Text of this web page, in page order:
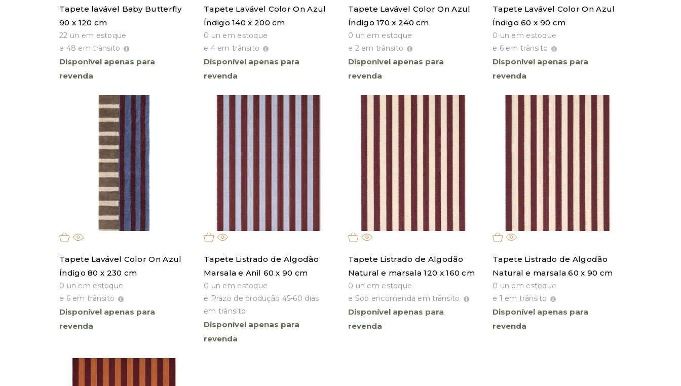
Tapete lavável Baby Butterfly
90 x 120 cm
22 un em estoque
e 48 em trânsito
Disponível apenas para
revenda
Tapete Lavável Color On Azul
Índigo 140 x 200 cm
0 un em estoque
e 4 em trânsito
Disponível apenas para
revenda
Tapete Lavável Color On Azul
Índigo 170 x 240 cm
0 un em estoque
e 2 em trânsito
Disponível apenas para
revenda
Tapete Lavável Color On Azul
Índigo 60 x 90 cm
0 un em estoque
e 6 em trânsito
Disponível apenas para
revenda
Tapete Lavável Color On Azul
Índigo 80 x 230 cm
0 un em estoque
e 6 em trânsito
Disponível apenas para
revenda
Tapete Listrado de Algodão
Marsala e Anil 60 x 90 cm
0 un em estoque
e Prazo de produção 45-60 dias
em trânsito
Disponível apenas para
revenda
Tapete Listrado de Algodão
Natural e marsala 120 x 160 cm
0 un em estoque
e Sob encomenda em trânsito
Disponível apenas para
revenda
Tapete Listrado de Algodão
Natural e marsala 60 x 90 cm
0 un em estoque
e 1 em trânsito
Disponível apenas para
revenda